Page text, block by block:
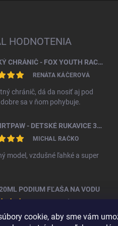
cookie, aby sme vám
HODNOTENIA
DETSKÝ CHRÁNIČ - FOX YOUTH RACEFRAME IMPACT CE CHEST GUARD
RENÁTA KÁČEROVÁ
chránič, dá da nosiť aj pod
sa v ňom pohybuje.
FOX DIRTPAW - DETSKÉ RUKAVICE 3 - 5 ROKOV
MICHAL RAČKO
model, vzdušné ľahké a super
PODIUM FĽAŠA NA VODU
fľáša za vyššiu cenu